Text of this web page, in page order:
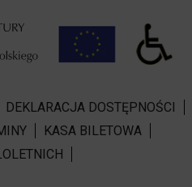
DEKLARACJA DOSTĘPNOŚCI
KASA BILETOWA